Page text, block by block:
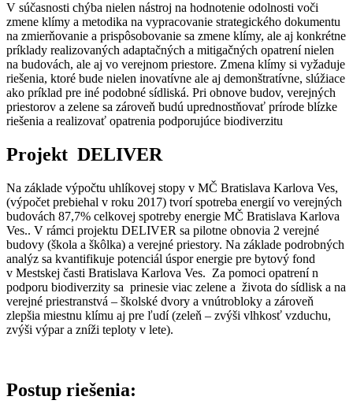
V súčasnosti chýba nielen nástroj na hodnotenie odolnosti voči
zmene klímy a metodika na vypracovanie strategického dokumentu
na zmierňovanie a prispôsobovanie sa zmene klímy, ale aj konkrétne
príklady realizovaných adaptačných a mitigačných opatrení nielen
na budovách, ale aj vo verejnom priestore. Zmena klímy si vyžaduje
riešenia, ktoré bude nielen inovatívne ale aj demonštratívne, slúžiace
ako príklad pre iné podobné sídliská. Pri obnove budov, verejných
priestorov a zelene sa zároveň budú uprednostňovať prírode blízke
riešenia a realizovať opatrenia podporujúce biodiverzitu
Projekt DELIVER
Na základe výpočtu uhlíkovej stopy v MČ Bratislava Karlova Ves,
(výpočet prebiehal v roku 2017) tvorí spotreba energií vo verejných
budovách 87,7% celkovej spotreby energie MČ Bratislava Karlova
Ves.. V rámci projektu DELIVER sa pilotne obnovia 2 verejné
budovy (škola a škôlka) a verejné priestory. Na základe podrobných
analýz sa kvantifikuje potenciál úspor energie pre bytový fond
v Mestskej časti Bratislava Karlova Ves. Za pomoci opatrení n
podporu biodiverzity sa prinesie viac zelene a života do sídlisk a na
verejné priestranstvá – školské dvory a vnútrobloky a zároveň
zlepšia miestnu klímu aj pre ľudí (zeleň – zvýši vlhkosť vzduchu,
zvýši výpar a zníži teploty v lete).
Postup riešenia: